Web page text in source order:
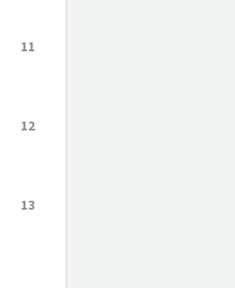
11
12
13